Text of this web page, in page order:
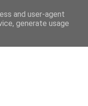
and user-agent
generate usage